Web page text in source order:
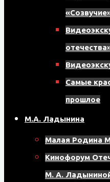
Самые
прошлое
М.А. Ладынина
Малая Родина
Кинофорум
М. А.